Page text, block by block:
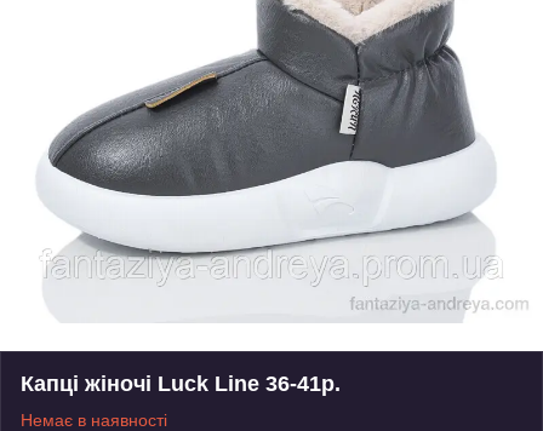
Капці жіночі Luck Line 36-41р.
Немає в наявності